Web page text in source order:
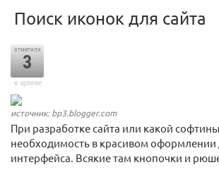
Поиск иконок для сайта
отметили
3
в архиве
источник: bp3.blogger.com
При разработке сайта или какой
необходимость в красивом оформлении
интерфейса. Всякие там кнопочки и